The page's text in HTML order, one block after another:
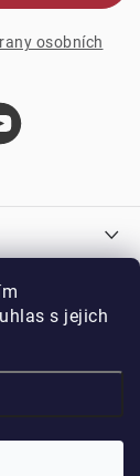
s jejich
osobních
vyhrazena.